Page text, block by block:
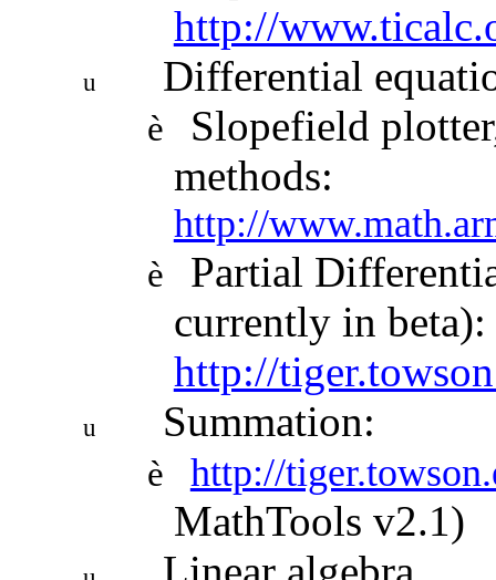
http://
u Differential
è
Slopefield
methods:
http://
è
Partial
currently in beta):
http://
u Summation:
è http://
MathTools v2.1)